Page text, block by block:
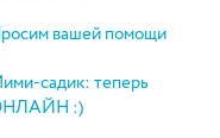
вашей помощи
садик: теперь
:)